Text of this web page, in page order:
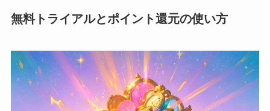
無料トライアルとポイント還元の使い方